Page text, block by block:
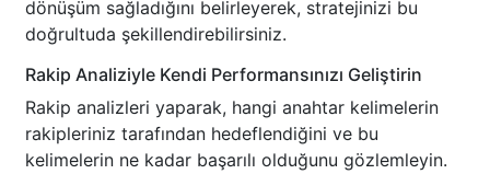
dönüşüm sağladığını belirleyerek, stratejinizi bu
doğrultuda şekillendirebilirsiniz.
Rakip Analiziyle Kendi Performansınızı Geliştirin
Rakip analizleri yaparak, hangi anahtar kelimelerin
rakipleriniz tarafından hedeflendiğini ve bu
kelimelerin ne kadar başarılı olduğunu gözlemleyin.